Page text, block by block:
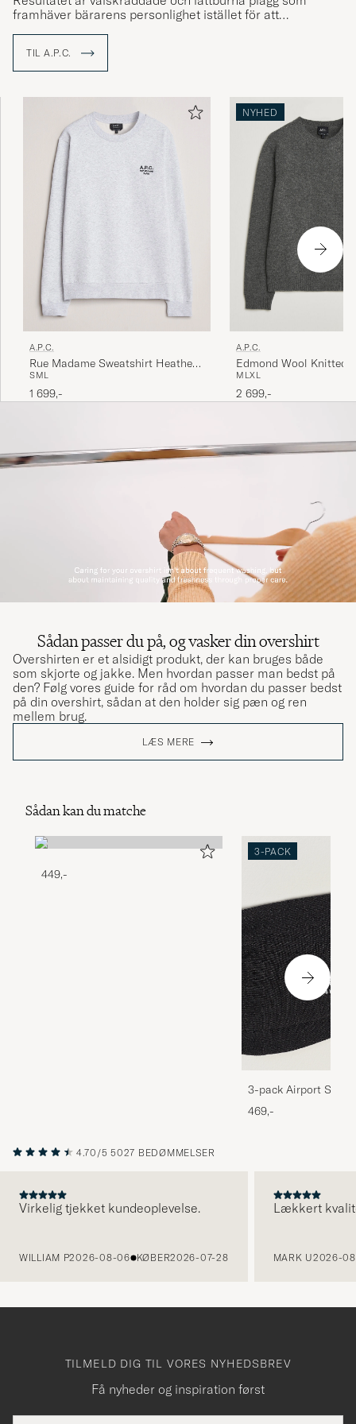
framhäver bärarens personlighet istället för att
TIL A.P.C.
A.P.C.
Rue Madame Sweatshirt Heather
Grey/Black
SML
1 699,-
NYHED
A.P.C.
Edmond Wool Knitted
Anthracite Melange
M LXL
2 699,-
Sådan passer du på, og vasker din overshirt
Overshirten er et alsidigt produkt, der kan bruges både
som skjorte og jakke. Men hvordan passer man bedst på
den? Følg vores guide for råd om hvordan du passer bedst
på din overshirt, sådan at den holder sig pæn og ren
mellem brug.
LÆS MERE
Sådan kan du matche
449,-
3-PACK
3-pack Airport
Melange
469,-
4.70/5 5027 BEDØMMELSER
Virkelig tjekket kundeoplevelse.
WILLIAM P2026-08-06 KØBER2026-07-28
Lækkert
MARK U2026-
TILMELD DIG TIL VORES NYHEDSBREV
Få nyheder og inspiration først